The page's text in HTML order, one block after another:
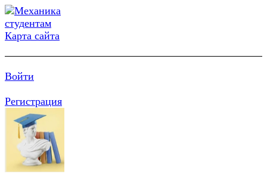
Карта сайта
Войти
Регистрация